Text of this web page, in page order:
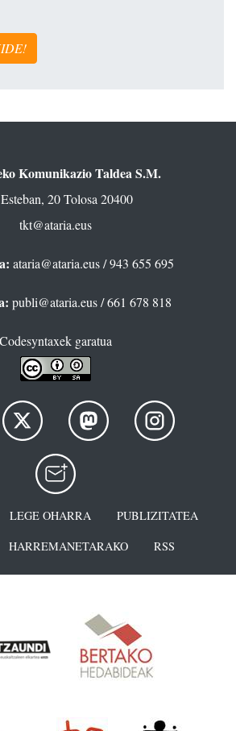
Komunikazio Taldea S.M.
20 Tolosa 20400
tkt@ataria.eus
ataria@ataria.eus/ 943 655 695
publi@ataria.eus/ 661 678 818
Codesyntaxek garatua
LEGE OHARRA
PUBLIZITATEA
HARREMANETARAKO RSS